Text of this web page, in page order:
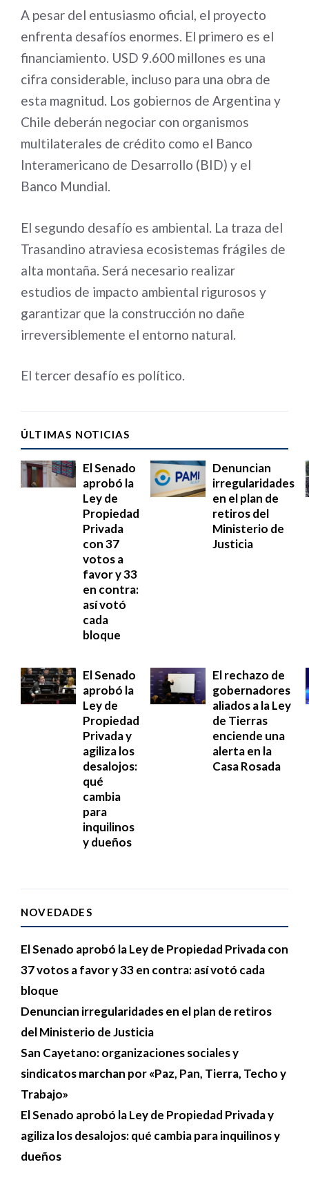
A pesar del entusiasmo oficial, el proyecto
enfrenta desafíos enormes. El primero es el
financiamiento. USD 9.600 millones es una
cifra considerable, incluso para una obra de
esta magnitud. Los gobiernos de Argentina y
Chile deberán negociar con organismos
multilaterales de crédito como el Banco
Interamericano de Desarrollo (BID) y el
Banco Mundial.
El segundo desafío es ambiental. La traza del
Trasandino atraviesa ecosistemas frágiles de
alta montaña. Será necesario realizar
estudios de impacto ambiental rigurosos y
garantizar que la construcción no dañe
irreversiblemente el entorno natural.
El tercer desafío es político.
ÚLTIMAS NOTICIAS
El Senado
aprobó la
Ley de
Propiedad
Privada
con 37
votos a
favor y 33
en contra:
así votó
cada
bloque
Denuncian
irregularidades
en el plan de
retiros del
Ministerio de
Justicia
El Senado
aprobó la
Ley de
Propiedad
Privada y
agiliza los
desalojos:
qué
cambia
para
inquilinos
y dueños
El rechazo de
gobernadores
aliados a la Ley
de Tierras
enciende una
alerta en la
Casa Rosada
NOVEDADES
El Senado aprobó la Ley de Propiedad Privada con
37 votos a favor y 33 en contra: así votó cada
bloque
Denuncian irregularidades en el plan de retiros
del Ministerio de Justicia
San Cayetano: organizaciones sociales y
sindicatos marchan por «Paz, Pan, Tierra, Techo y
Trabajo»
El Senado aprobó la Ley de Propiedad Privada y
agiliza los desalojos: qué cambia para inquilinos y
dueños